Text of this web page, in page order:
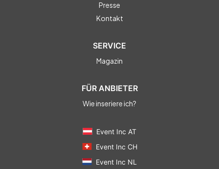
Presse
Kontakt
SERVICE
Magazin
FÜR ANBIETER
Wie inseriere ich?
Event Inc AT
Event Inc CH
Event Inc NL